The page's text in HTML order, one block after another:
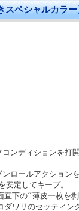
ペシャルカラー
ンディションを打
ロールアクションを
定してキープ。
下の“薄皮一枚を剥
ワリのセッティン